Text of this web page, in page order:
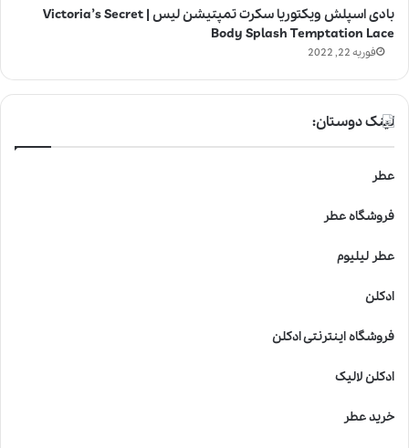
بادی اسپلش ویکتوریا سکرت تمپتیشن لیس | Victoria’s Secret
Body Splash Temptation Lace
فوریه 22, 2022
لینک دوستان:
عطر
فروشگاه عطر
عطر لیلیوم
ادکلن
فروشگاه اینترنتی ادکلن
ادکلن لالیک
خرید عطر